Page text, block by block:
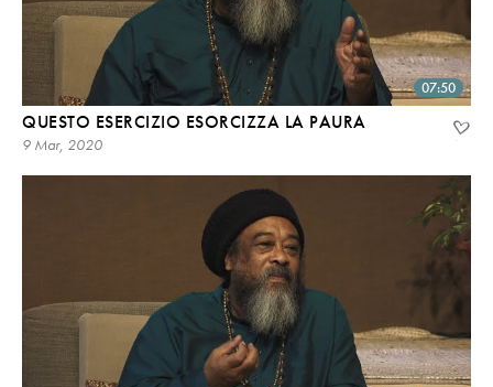
07:50
QUESTO ESERCIZIO ESORCIZZA LA PAURA
9 Mar, 2020